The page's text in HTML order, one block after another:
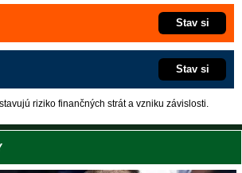
Stav si
Stav si
riziko finančných strát a vzniku závislosti.